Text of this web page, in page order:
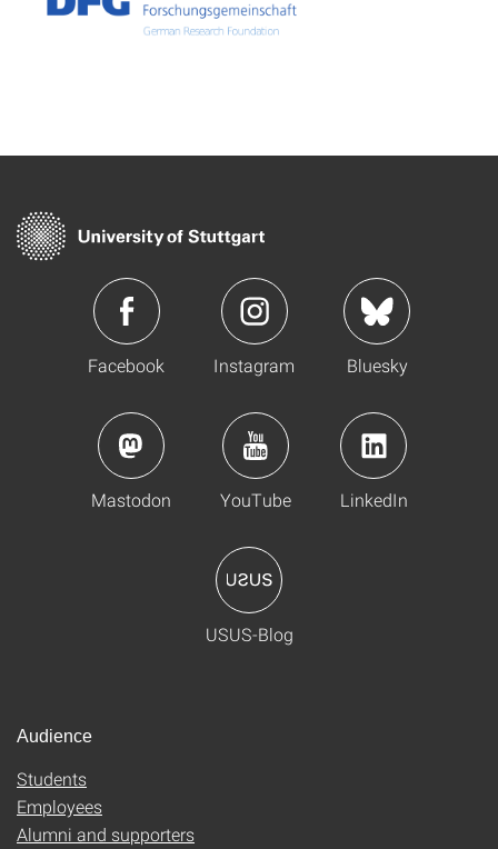
Facebook Instagram Bluesky
Mastodon YouTube LinkedIn
USUS-Blog
Audience
Students
Employees
Alumni and supporters